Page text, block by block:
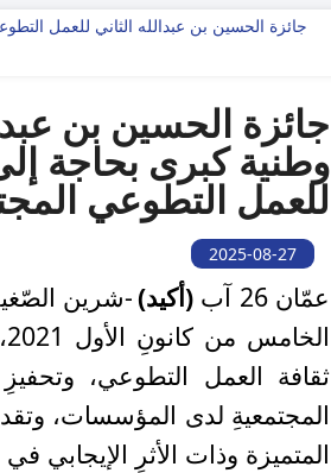
جائزة الحسين بن
وطنية كبرى بحاجة
للعمل التطوعي
2025-08-27
عمّان 26 آب (أكيد)-شرين
ثقافة العمل التطوعي،
المجتمعيةِ لدى المؤسسات،
المتميزة وذات الأثرِ الإيجابي